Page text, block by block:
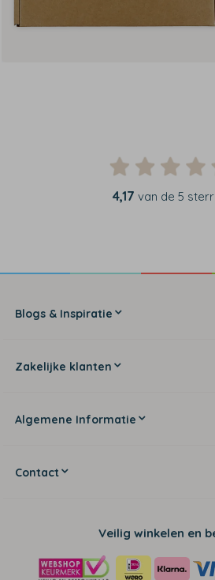
4,17 van de 5
Blogs & Inspiratie
Zakelijke klanten
Algemene Informatie
Contact
Veilig winkelen en